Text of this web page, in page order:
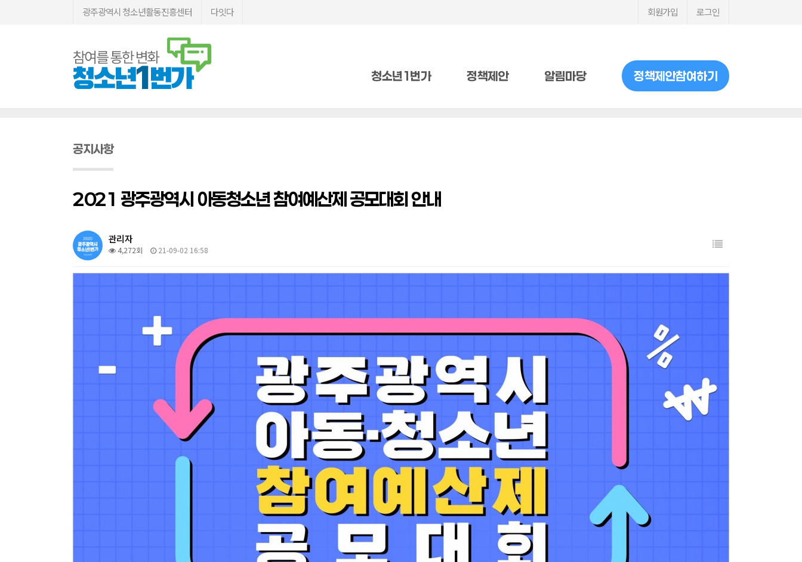
광주광역시 청소년활동진흥센터 다잇다 회원가입 로그인
청소년1번가 정책제안 알림마당 정책제안참여하기
공지사항
2021 광주광역시 아동청소년 참여예산제 공모대회 안내
관리자
4,272회 21-09-02 16:58